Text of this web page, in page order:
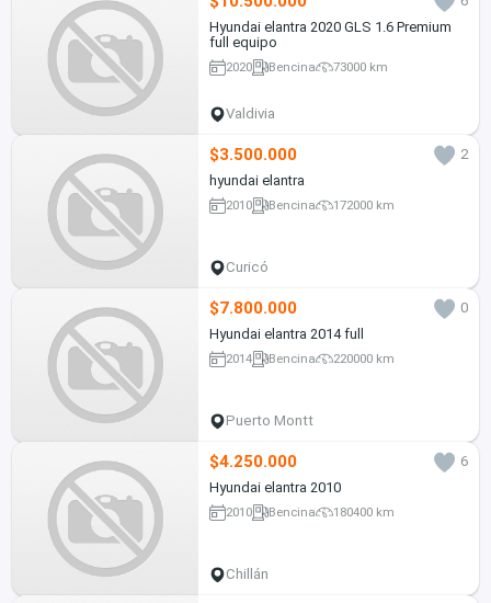
Hyundai elantra 2020 GLS 1.6 Premium
full equipo
2020 Bencina 73000 km
Valdivia
$3.500.000
2
hyundai elantra
2010 Bencina 172000 km
Curicó
$7.800.000
0
Hyundai elantra 2014 full
2014 Bencina 220000 km
Puerto Montt
$4.250.000
6
Hyundai elantra 2010
2010 Bencina 180400 km
Chillán